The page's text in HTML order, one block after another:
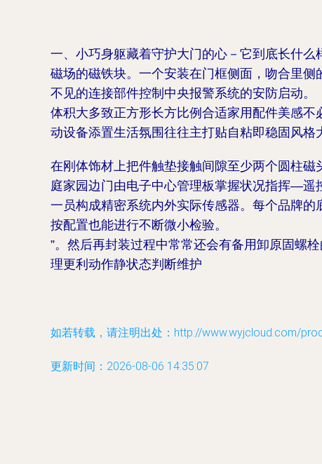
一、小巧身躯藏着守护大门的心－它到底长什
磁场的磁铁块。一个安装在门框侧面，吻合里
不见的连接部件控制中央报警系统的安防启动。
体积大多致正方形长方比例合适家用配件美感
动设备添置生活氛围往往主打贴自粘即稳固风格
在刚体饰材上把件触垫接触间隙至少两个圆柱
庭家园边门由电子中心管理板掌握状况指挥—遥
一员构成精密系统内外实际传感器。每个品牌
按配置也能进行不断微小检验。
”。然后再封装过程中常常还会有备用卸原固螺
理更利动作静状态判断维护
如若转载，请注明出处：http://www.wyjcloud.com/
更新时间：2026-08-06 14:35:07